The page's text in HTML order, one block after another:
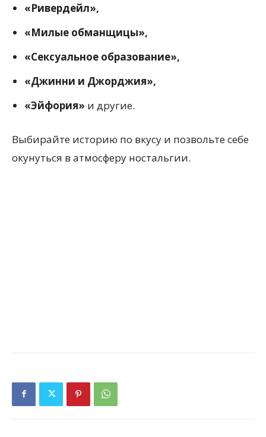
«Ривердейл»,
«Милые обманщицы»,
«Сексуальное образование»,
«Джинни и Джорджия»,
«Эйфория» и другие.
Выбирайте историю по вкусу и позвольте себе
окунуться в атмосферу ностальгии.